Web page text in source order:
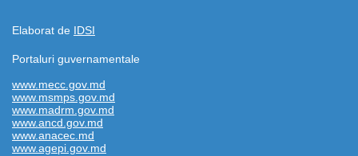
Elaborat de IDSI
Portaluri guvernamentale
www.mecc.gov.md
www.msmps.gov.md
www.madrm.gov.md
www.ancd.gov.md
www.anacec.md
www.agepi.gov.md